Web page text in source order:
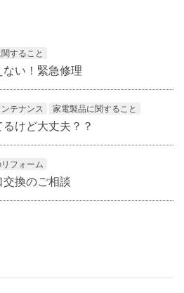
すること
ない！緊急修理
テナンス 家電製品に関すること
るけど大丈夫？？
フォーム
交換のご相談